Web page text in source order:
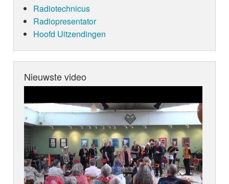
Radiotechnicus
Radiopresentator
Hoofd Uitzendingen
Nieuwste video